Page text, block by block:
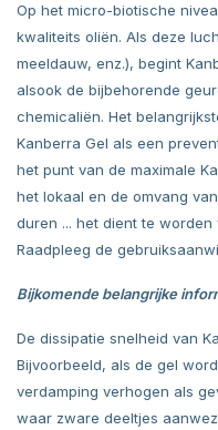
Op het micro-biotische
kwaliteits oliën. Als deze
meeldauw, enz.), begint
alsook de bijbehorende
chemicaliën. Het
Kanberra Gel als een
het punt van de maximale
het lokaal en de omvang
duren ... het dient te
Raadpleeg de
Bijkomende belangrijke
De dissipatie snelheid van
Bijvoorbeeld, als de gel
verdamping verhogen als
waar zware deeltjes